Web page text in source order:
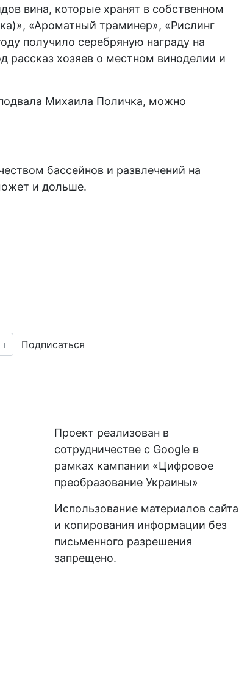
вина, которые хранят в собственном
«Ароматный траминер», «Рислинг
получило серебряную награду на
рассказ хозяев о местном виноделии и
Михаила Поличка, можно
бассейнов и развлечений на
и дольше.
Подписаться
Проект реализован в
сотрудничестве с Google в
рамках кампании «Цифровое
преобразование Украины»
Использование материалов сайта
и копирования информации без
письменного разрешения
запрещено.